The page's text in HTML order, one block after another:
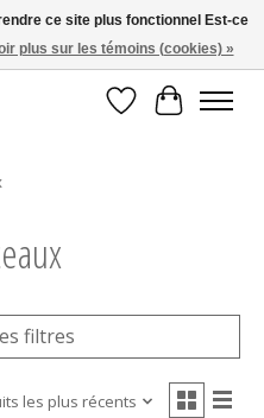
et plus
Liste dePanier
filtres
les plus récents
ce site plus fonctionnel Est-ce
plus sur les témoins (cookies) »